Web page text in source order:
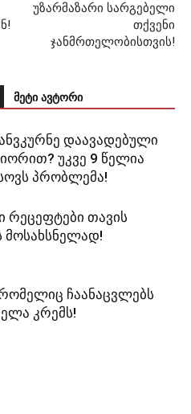
უზარმაზარი სარგებელი
თქვენი
ჯანმრთელობისთვის!
მეტი ავტორი
დაავადებული
უკვე 9 წელია
პრობლემა!
რეცეფტები თავის
მოსახსნელად!
ჩაანაცვლებს
კრემს!